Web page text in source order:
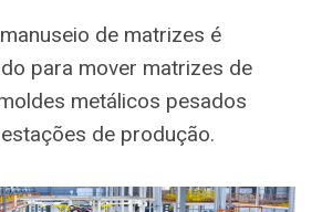
de matrizes é
para mover matrizes de
metálicos pesados
de produção.